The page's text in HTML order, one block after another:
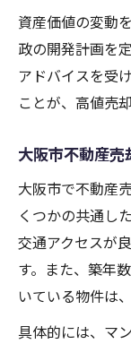
資産価値の変動
政の開発計画を
アドバイスを受
ことが、高値売
大阪市不動産
大阪市で不動産
くつかの共通し
交通アクセスが
す。また、築年
いている物件は
具体的には、マ